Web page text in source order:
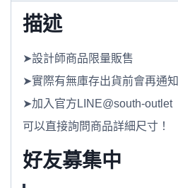
描述
➤設計師商品限量販售
➤實際有無庫存出貨前會再通知
➤加入官方LINE@south-outlet
可以直接詢問商品詳細尺寸！
好友募集中